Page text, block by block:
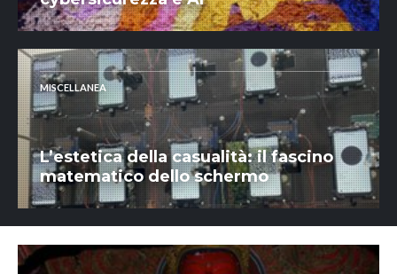
MISCELLANEA
L’estetica della casualità: il fascino
matematico dello schermo